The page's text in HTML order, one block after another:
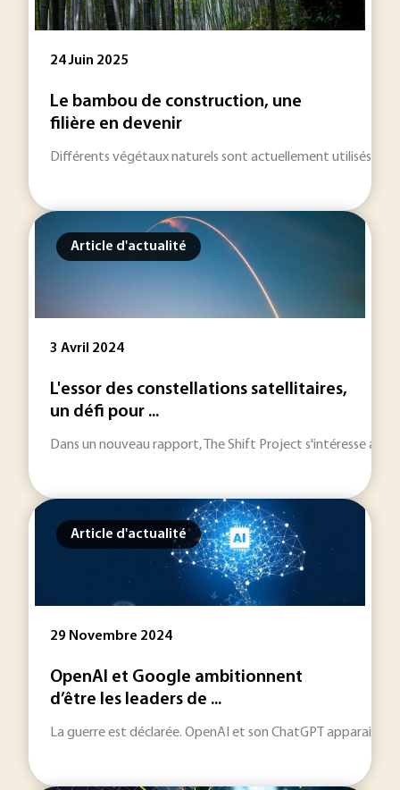
24 Juin 2025
Le bambou de construction, une
filière en devenir
Différents végétaux naturels sont actuellement utilisés en
Article d'actualité
3 Avril 2024
L'essor des constellations satellitaires,
un défi pour ...
Dans un nouveau rapport, The Shift Project s'intéresse
Article d'actualité
29 Novembre 2024
OpenAI et Google ambitionnent
d’être les leaders de ...
La guerre est déclarée. OpenAI et son ChatGPT